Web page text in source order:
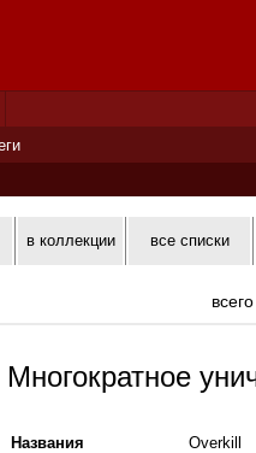
в коллекции все списки
Многократное
Названия
Overkill